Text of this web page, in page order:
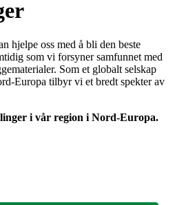
hjelpe oss med å bli den beste
som vi forsyner samfunnet med
Som et globalt selskap
Europa tilbyr vi et bredt spekter av
i vår region i Nord-Europa.